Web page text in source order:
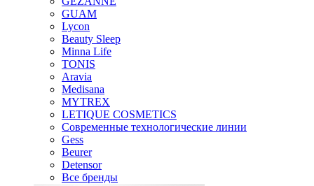
GUAM
Lycon
Beauty Sleep
Minna Life
TONIS
Aravia
Medisana
MYTREX
LETIQUE COSMETICS
Современные технологические линии
Gess
Beurer
Detensor
Все бренды